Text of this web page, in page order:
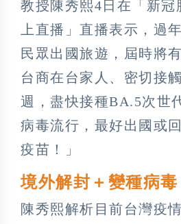
教授陳秀熙4日在「新冠
上直播」直播表示，過
民眾出國旅遊，屆時將
台商在台家人、密切接
週，盡快接種BA.5次世
病毒流行，最好出國或
疫苗！」
境外解封＋變種病
陳秀熙解析目前台灣疫